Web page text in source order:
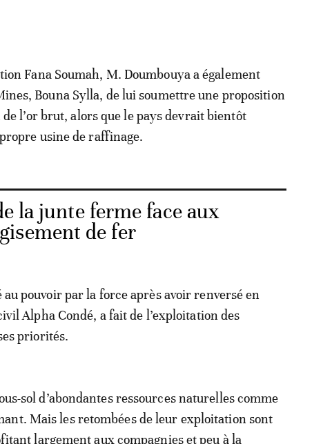
Fana Soumah, M. Doumbouya a également
Bouna Sylla, de lui soumettre une proposition
l’or brut, alors que le pays devrait bientôt
usine de raffinage.
la junte ferme face aux
de fer
pouvoir par la force après avoir renversé en
Alpha Condé, a fait de l’exploitation des
priorités.
sol d’abondantes ressources naturelles comme
Mais les retombées de leur exploitation sont
largement aux compagnies et peu à la